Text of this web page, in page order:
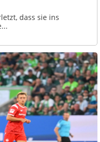
dass sie ins